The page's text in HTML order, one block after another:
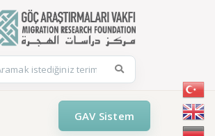
GAV Sistem